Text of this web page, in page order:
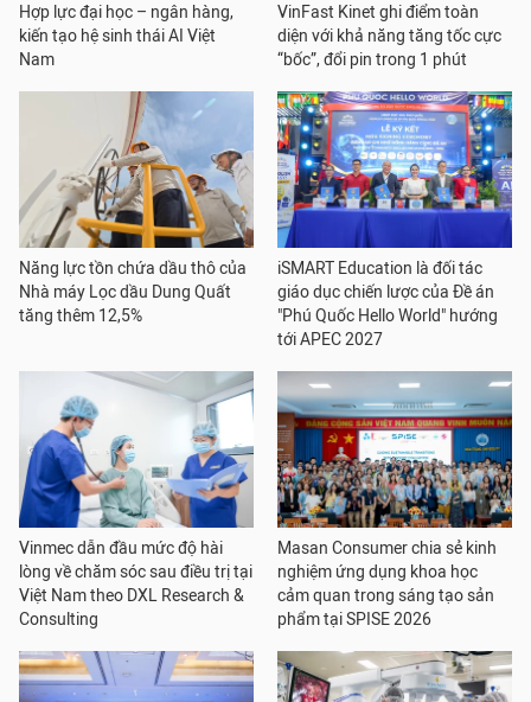
Hợp lực đại học – ngân hàng,
kiến tạo hệ sinh thái AI Việt
Nam
VinFast Kinet ghi điểm toàn
diện với khả năng tăng tốc cực
“bốc”, đổi pin trong 1 phút
Năng lực tồn chứa dầu thô của
Nhà máy Lọc dầu Dung Quất
tăng thêm 12,5%
iSMART Education là đối tác
giáo dục chiến lược của Đề án
"Phú Quốc Hello World" hướng
tới APEC 2027
Vinmec dẫn đầu mức độ hài
lòng về chăm sóc sau điều trị tại
Việt Nam theo DXL Research &
Consulting
Masan Consumer chia sẻ kinh
nghiệm ứng dụng khoa học
cảm quan trong sáng tạo sản
phẩm tại SPISE 2026